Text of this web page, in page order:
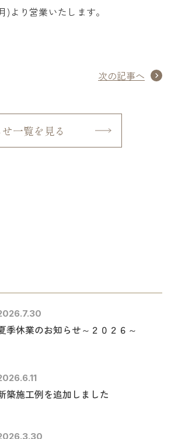
お問い合わせ
27-2157
より営業いたします。
次の記事へ
一覧を見る
季休業のお知らせ～２０２６～
築施工例を追加しました